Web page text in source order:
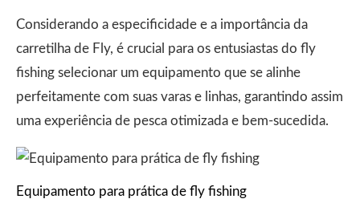
Considerando a especificidade e a importância da
carretilha de Fly, é crucial para os entusiastas do fly
fishing selecionar um equipamento que se alinhe
perfeitamente com suas varas e linhas, garantindo assim
uma experiência de pesca otimizada e bem-sucedida.
Equipamento para prática de fly fishing